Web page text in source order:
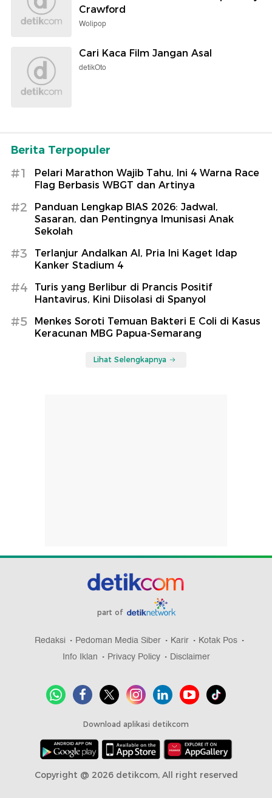
Crawford
Wolipop
Cari Kaca Film Jangan Asal
detikOto
Berita Terpopuler
#1
Pelari Marathon Wajib Tahu, Ini 4 Warna Race
Flag Berbasis WBGT dan Artinya
#2
Panduan Lengkap BIAS 2026: Jadwal,
Sasaran, dan Pentingnya Imunisasi Anak
Sekolah
#3
Terlanjur Andalkan AI, Pria Ini Kaget Idap
Kanker Stadium 4
#4
Turis yang Berlibur di Prancis Positif
Hantavirus, Kini Diisolasi di Spanyol
#5
Menkes Soroti Temuan Bakteri E Coli di Kasus
Keracunan MBG Papua-Semarang
Lihat Selengkapnya
part of
Redaksi Pedoman Media Siber Karir
Kotak Pos
Info Iklan
Privacy Policy Disclaimer
Download aplikasi detikcom
Copyright @ 2026 detikcom, All right reserved